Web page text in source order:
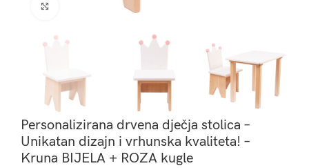
Click to enlarge
Personalizirana drvena dječja stolica –
Unikatan dizajn i vrhunska kvaliteta! –
Kruna BIJELA + ROZA kugle